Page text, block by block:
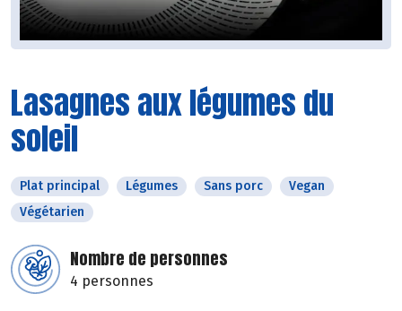
Lasagnes aux légumes du
soleil
Plat principal Légumes Sans porc
Vegan
Végétarien
Nombre de personnes
4 personnes